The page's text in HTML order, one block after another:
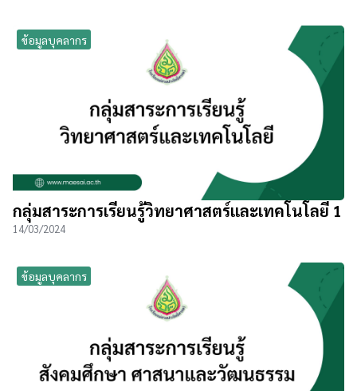
ข้อมูลบุคลากร
กลุ่มสาระการเรียนรู้วิทยาศาสตร์และเทคโนโลยี 1
14/03/2024
ข้อมูลบุคลากร